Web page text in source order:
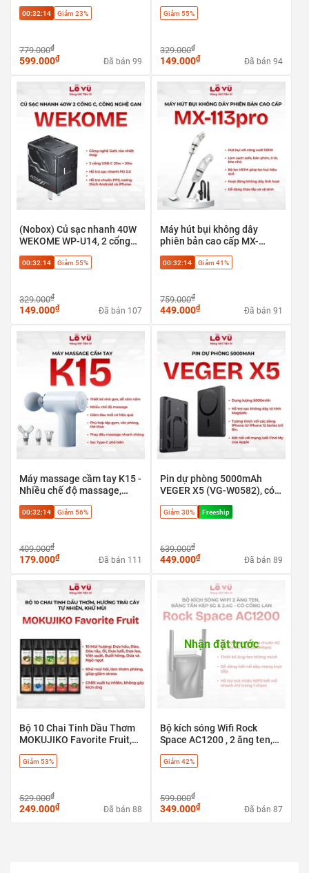
Retro
00:32:13 Giảm 23%
779.000₫
599.000₫ Đã bán 99
Giảm 55%
329.000₫
149.000₫ Đã bán 94
(Nobox) Củ sạc nhanh 40W
WEKOME WP-U14, 2 cổng
nghệ GaN. Hỗ trợ chuẩn
00:32:13 Giảm 55%
329.000₫
149.000₫ Đã bán 107
Máy hút bụi không dây
phiên bản cao cấp MX-
suất 120W, Làm sạch sofa,
00:32:13 Giảm 41%
759.000₫
449.000₫ Đã bán 91
Máy massage cầm tay K15 -
Nhiều chế độ massage,
00:32:13 Giảm 56%
409.000₫
179.000₫ Đã bán 111
Pin dự phòng 5000mAh
VEGER X5 (VG-W0582), có
nhanh 20w & Magsafe
Giảm 30% Freeship
639.000₫
449.000₫ Đã bán 89
Bộ 10 Chai Tinh Dầu Thơm
MOKUJIKO Favorite Fruit,
mùi
Giảm 53%
529.000₫
249.000₫ Đã bán 88
Nhận đặt trước
Bộ kích sóng Wifi Rock
Space AC1200 , 2 ăng ten,
cổng LAN
Giảm 42%
599.000₫
349.000₫ Đã bán 87